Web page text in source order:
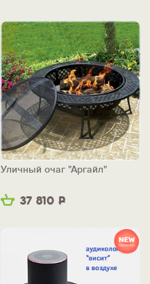
37 810 Р
Уличный очаг "Аргайл"